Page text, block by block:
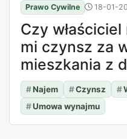
Prawo Cywilne 18-01-
Czy
mi czynsz za
mieszkania z
#Najem #Czynsz #
#Umowa wynajmu